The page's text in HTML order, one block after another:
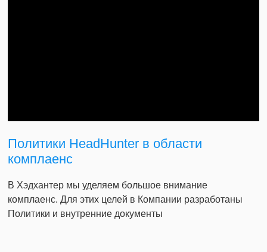
Политики HeadHunter в области
комплаенс
В Хэдхантер мы уделяем большое внимание
комплаенс. Для этих целей в Компании разработаны
Политики и внутренние документы